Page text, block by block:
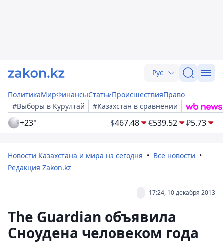
Рус
ПолитикаМирФинансыСтатьиПроисшествияПраво
#Выборы в Курултай
#Казахстан в сравнении
+23° $467.48 €539.52 ₽5.73
Новости Казахстана и мира на сегодня
Все новости
Редакция Zakon.kz
17:24, 10 декабря 2013
The Guardian объявила
Сноудена человеком года